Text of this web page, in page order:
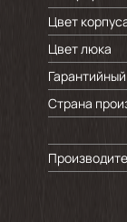
Цвет
Цвет люка
Страна